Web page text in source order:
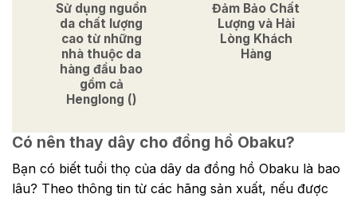
Sử dụng nguồn
da chất lượng
cao từ những
nhà thuộc da
hàng đầu bao
gồm cả
Henglong ()
Đảm Bảo Chất
Lượng và Hài
Lòng Khách
Hàng
Có nên thay dây cho đồng hồ Obaku?
Bạn có biết tuổi thọ của dây da đồng hồ Obaku là bao
lâu? Theo thông tin từ các hãng sản xuất, nếu được